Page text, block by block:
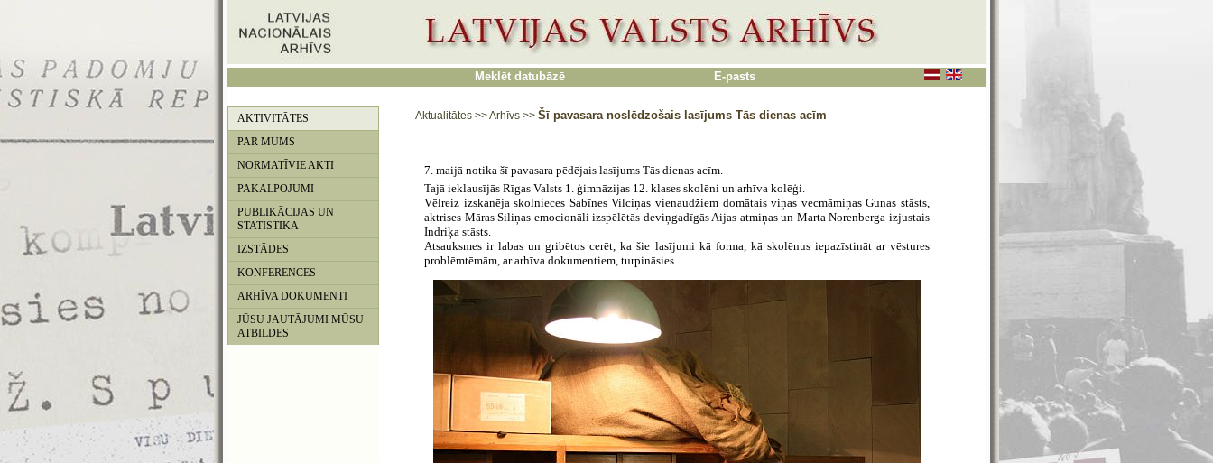
Meklēt datubāzē E-pasts
AKTIVITĀTES
PAR MUMS
NORMATĪVIE AKTI
PAKALPOJUMI
PUBLIKĀCIJAS UN
STATISTIKA
IZSTĀDES
KONFERENCES
ARHĪVA DOKUMENTI
JŪSU JAUTĀJUMI MŪSU
ATBILDES
Aktualitātes >>Arhīvs >> Šī pavasara noslēdzošais lasījums Tās dienas acīm
7. maijā notika šī pavasara pēdējais lasījums Tās dienas acīm.
Tajā ieklausījās Rīgas Valsts 1. ģimnāzijas 12. klases skolēni un arhīva kolēģi.
Vēlreiz izskanēja skolnieces Sabīnes Vilciņas vienaudžiem domātais viņas vecmāmiņas Gunas stāsts,
aktrises Māras Siliņas emocionāli izspēlētās deviņgadīgās Aijas atmiņas un Marta Norenberga izjustais
Indriķa stāsts.
Atsauksmes ir labas un gribētos cerēt, ka šie lasījumi kā forma, kā skolēnus iepazīstināt ar vēstures
problēmtēmām, ar arhīva dokumentiem, turpināsies.